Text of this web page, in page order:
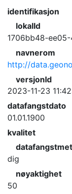
identifikasjon
lokalId
1706bb48-
navnerom
http://
versjonId
2023-11-23
datafangstdato
01.01.1900
kvalitet
dig
nøyaktighet
50